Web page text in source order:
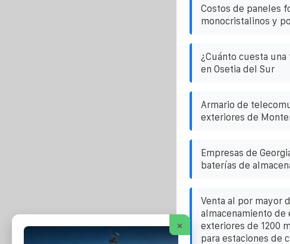
Costos de paneles
monocristalinos y
¿Cuánto cuesta
en Osetia del Sur
Armario de
exteriores de
Empresas de
baterías de
Venta al por mayor
almacenamiento de
exteriores de 1200
para estaciones de
×